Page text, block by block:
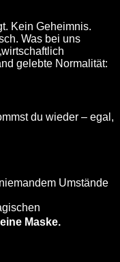
Kein Geheimnis.
Was bei uns
gelebte Normalität:
du wieder – egal,
Umstände
Maske.